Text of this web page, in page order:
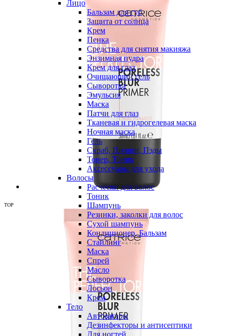
Лицо
Бальзам для губ
Защита от солнца
Крем
Пенка
Средства для снятия макияжа
Энзимная пудра
Крем для глаз
Очищающий гель
Сыворотка
Эмульсия
Маска
Патчи для глаз
Тканевая и гидрогелевая маска
Ночная маска
Гель
Скраб, Пилинг, Пэды
Тонер, Тоник
Аксессуары для ухода
Волосы
Расчески для волос
Тоник
Шампунь
Резинки, заколки для волос
Сухой шампунь
Кондиционер, Бальзам
Стайлинг
Маска
Спрей
Масло
Сыворотка
Лосьон
Крем
Тело
Автозагары
Дезинфекторы и антисептики
Для ногтей
TOP